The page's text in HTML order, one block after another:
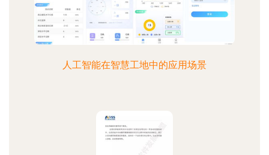
人工智能在智慧工地中的应用场景